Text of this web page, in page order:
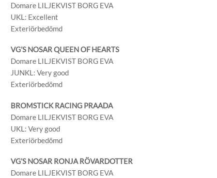
Domare LILJEKVIST BORG EVA
UKL: Excellent
Exteriörbedömd
VG’S NOSAR QUEEN OF HEARTS
Domare LILJEKVIST BORG EVA
JUNKL: Very good
Exteriörbedömd
BROMSTICK RACING PRAADA
Domare LILJEKVIST BORG EVA
UKL: Very good
Exteriörbedömd
VG’S NOSAR RONJA RÖVARDOTTER
Domare LILJEKVIST BORG EVA